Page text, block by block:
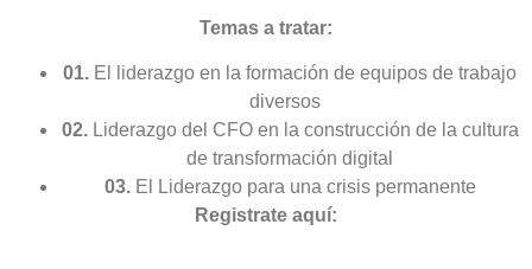
Temas a tratar:
01. El liderazgo en la formación de equipos de trabajo
diversos
02.Liderazgo del CFO en la construcción de la cultura
de transformación digital
03.El Liderazgo para una crisis permanente
Registrate aquí: